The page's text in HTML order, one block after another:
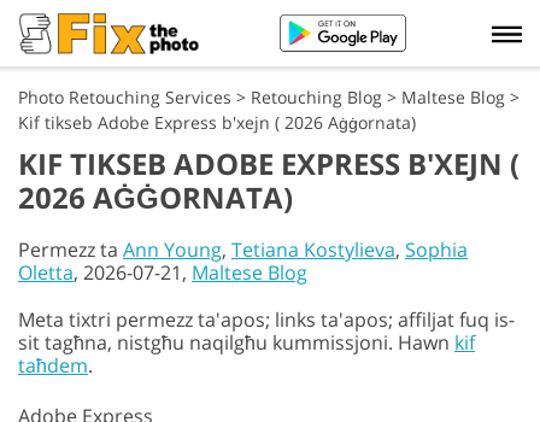
Photo Retouching Services > Retouching Blog > Maltese Blog >
Kif tikseb Adobe Express b'xejn ( 2026 Aġġornata)
KIF TIKSEB ADOBE EXPRESS B'XEJN (
2026 AĠĠORNATA)
Permezz ta Ann Young, Tetiana Kostylieva, Sophia
Oletta, 2026-07-21, Maltese Blog
Meta tixtri permezz ta'apos; links ta'apos; affiljat fuq is-
sit tagħna, nistgħu naqilgħu kummissjoni. Hawn kif
taħdem.
Adobe Express